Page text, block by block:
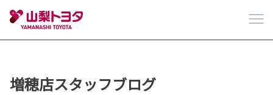
増穂店スタッフブログ